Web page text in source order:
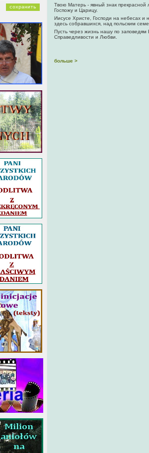
Твою Матерь - явный знак
Госпожу и Царицу.
Иисусе Христе, Господи на небесах
здесь собравшихся, над польским
Пусть через жизнь нашу по
Справедливости и Любви.
больше >